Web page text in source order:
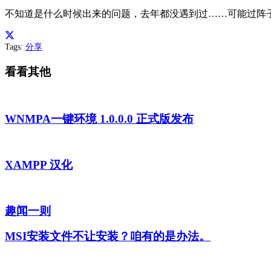
不知道是什么时候出来的问题，去年都没遇到过……可能过阵
Tags: 分享
看看其他
WNMPA一键环境 1.0.0.0 正式版发布
XAMPP 汉化
趣闻一则
MSI安装文件不让安装？咱有的是办法。